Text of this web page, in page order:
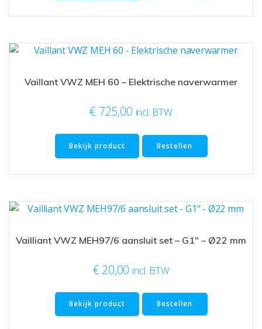
Vaillant VWZ MEH 60 – Elektrische naverwarmer
€ 725,00 incl. BTW
Bekijk product Bestellen
Vailliant VWZ MEH97/6 aansluit set – G1″ – Ø22 mm
€ 20,00 incl. BTW
Bekijk product Bestellen